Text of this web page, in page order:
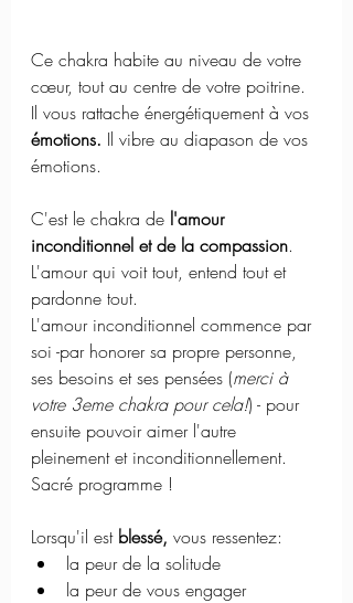
Ce chakra habite au niveau de votre
cœur, tout au centre de votre poitrine.
Il vous rattache énergétiquement à vos
émotions. Il vibre au diapason de vos
émotions.
C'est le chakra de l'amour
inconditionnel et de la compassion.
L'amour qui voit tout, entend tout et
pardonne tout.
L'amour inconditionnel commence par
soi -par honorer sa propre personne,
ses besoins et ses pensées (merci à
votre 3eme chakra pour cela!) - pour
ensuite pouvoir aimer l'autre
pleinement et inconditionnellement.
Sacré programme !
Lorsqu'il est blessé, vous ressentez:
la peur de la solitude
la peur de vous engager